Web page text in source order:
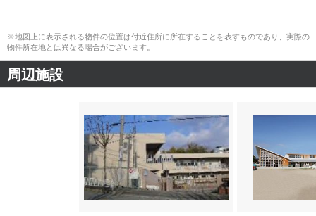
※地図上に表示される物件の位置は付近住所に所在することを表すものであり、実際の
物件所在地とは異なる場合がございます。
周辺施設